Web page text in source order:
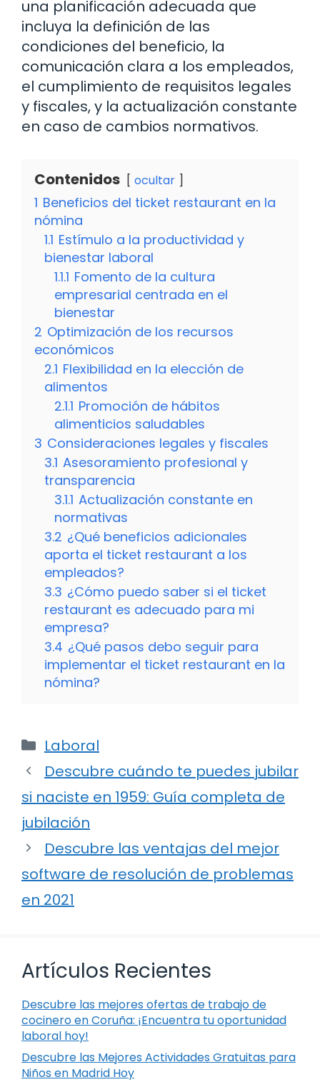
una planificación adecuada que
incluya la definición de las
condiciones del beneficio, la
comunicación clara a los empleados,
el cumplimiento de requisitos legales
y fiscales, y la actualización constante
en caso de cambios normativos.
Contenidos ocultar
1 Beneficios del ticket restaurant en la
nómina
1.1 Estímulo a la productividad y
bienestar laboral
1.1.1 Fomento de la cultura
empresarial centrada en el
bienestar
2 Optimización de los recursos
económicos
2.1 Flexibilidad en la elección de
alimentos
2.1.1 Promoción de hábitos
alimenticios saludables
3 Consideraciones legales y fiscales
3.1 Asesoramiento profesional y
transparencia
3.1.1 Actualización constante en
normativas
3.2 ¿Qué beneficios adicionales
aporta el ticket restaurant a los
empleados?
3.3 ¿Cómo puedo saber si el ticket
restaurant es adecuado para mi
empresa?
3.4 ¿Qué pasos debo seguir para
implementar el ticket restaurant en la
nómina?
Categorías
Laboral
Descubre cuándo te puedes jubilar
si naciste en 1959: Guía completa de
jubilación
Descubre las ventajas del mejor
software de resolución de problemas
en 2021
Artículos Recientes
Descubre las mejores ofertas de trabajo de
cocinero en Coruña: ¡Encuentra tu oportunidad
laboral hoy!
Descubre las Mejores Actividades Gratuitas para
Niños en Madrid Hoy